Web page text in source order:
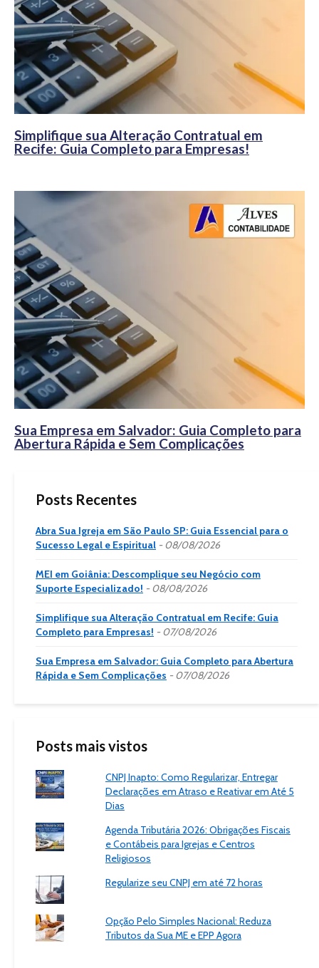
Simplifique sua Alteração Contratual em
Recife: Guia Completo para Empresas!
Sua Empresa em Salvador: Guia Completo para
Abertura Rápida e Sem Complicações
Posts Recentes
Abra Sua Igreja em São Paulo SP: Guia Essencial para o
Sucesso Legal e Espiritual
08/08/2026
MEI em Goiânia: Descomplique seu Negócio com
Suporte Especializado!
08/08/2026
Simplifique sua Alteração Contratual em Recife: Guia
Completo para Empresas!
07/08/2026
Sua Empresa em Salvador: Guia Completo para Abertura
Rápida e Sem Complicações
07/08/2026
Posts mais vistos
CNPJ Inapto: Como Regularizar, Entregar
Declarações em Atraso e Reativar em Até 5
Dias
Agenda Tributária 2026: Obrigações Fiscais
e Contábeis para Igrejas e Centros
Religiosos
Regularize seu CNPJ em até 72 horas
Opção Pelo Simples Nacional: Reduza
Tributos da Sua ME e EPP Agora